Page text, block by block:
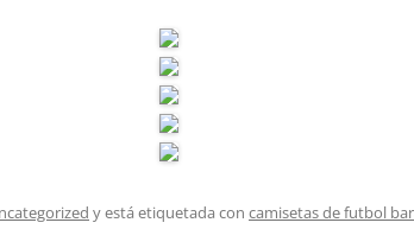
y está etiquetada con camisetas de futbol